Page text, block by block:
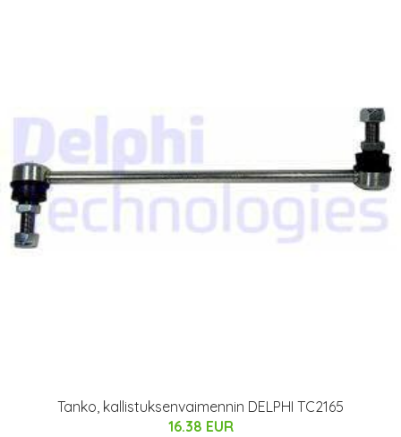
Tanko, kallistuksenvaimennin DELPHI TC2165
16.38 EUR